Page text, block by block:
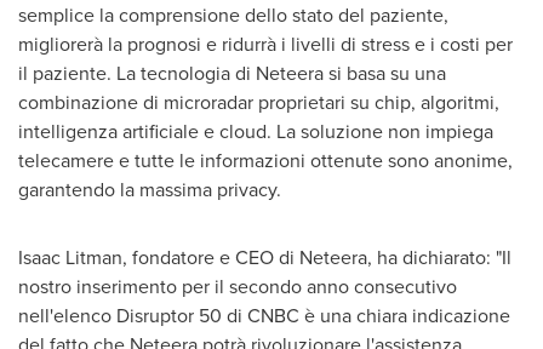
semplice la comprensione dello stato del paziente,
migliorerà la prognosi e ridurrà i livelli di stress e i costi per
il paziente. La tecnologia di Neteera si basa su una
combinazione di microradar proprietari su chip, algoritmi,
intelligenza artificiale e cloud. La soluzione non impiega
telecamere e tutte le informazioni ottenute sono anonime,
garantendo la massima privacy.
Isaac Litman, fondatore e CEOdi Neteera, ha dichiarato: "Il
nostro inserimento per il secondo anno consecutivo
nell'elenco Disruptor 50 di CNBC è una chiara indicazione